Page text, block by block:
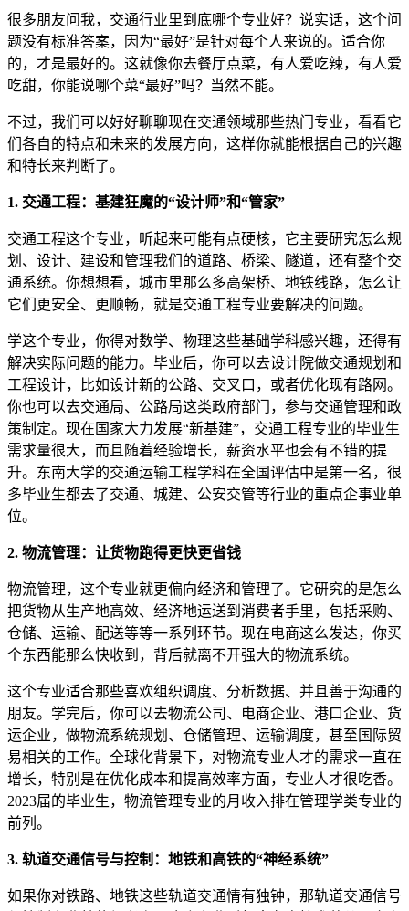
很多朋友问我，交通行业里到底哪个专业好？说实话，这个问
题没有标准答案，因为“最好”是针对每个人来说的。适合你
的，才是最好的。这就像你去餐厅点菜，有人爱吃辣，有人爱
吃甜，你能说哪个菜“最好”吗？当然不能。
不过，我们可以好好聊聊现在交通领域那些热门专业，看看它
们各自的特点和未来的发展方向，这样你就能根据自己的兴趣
和特长来判断了。
1. 交通工程：基建狂魔的“设计师”和“管家”
交通工程这个专业，听起来可能有点硬核，它主要研究怎么规
划、设计、建设和管理我们的道路、桥梁、隧道，还有整个交
通系统。你想想看，城市里那么多高架桥、地铁线路，怎么让
它们更安全、更顺畅，就是交通工程专业要解决的问题。
学这个专业，你得对数学、物理这些基础学科感兴趣，还得有
解决实际问题的能力。毕业后，你可以去设计院做交通规划和
工程设计，比如设计新的公路、交叉口，或者优化现有路网。
你也可以去交通局、公路局这类政府部门，参与交通管理和政
策制定。现在国家大力发展“新基建”，交通工程专业的毕业生
需求量很大，而且随着经验增长，薪资水平也会有不错的提
升。东南大学的交通运输工程学科在全国评估中是第一名，很
多毕业生都去了交通、城建、公安交管等行业的重点企事业单
位。
2. 物流管理：让货物跑得更快更省钱
物流管理，这个专业就更偏向经济和管理了。它研究的是怎么
把货物从生产地高效、经济地运送到消费者手里，包括采购、
仓储、运输、配送等等一系列环节。现在电商这么发达，你买
个东西能那么快收到，背后就离不开强大的物流系统。
这个专业适合那些喜欢组织调度、分析数据、并且善于沟通的
朋友。学完后，你可以去物流公司、电商企业、港口企业、货
运企业，做物流系统规划、仓储管理、运输调度，甚至国际贸
易相关的工作。全球化背景下，对物流专业人才的需求一直在
增长，特别是在优化成本和提高效率方面，专业人才很吃香。
2023届的毕业生，物流管理专业的月收入排在管理学类专业的
前列。
3. 轨道交通信号与控制：地铁和高铁的“神经系统”
如果你对铁路、地铁这些轨道交通情有独钟，那轨道交通信号